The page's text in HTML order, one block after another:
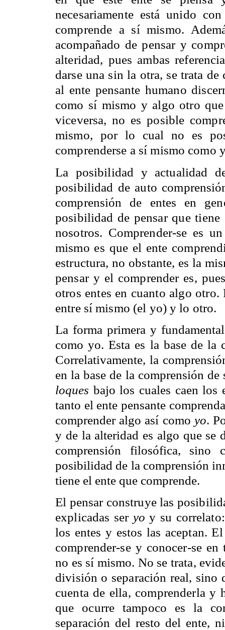
necesariamente está unido
comprende a sí mismo.
acompañado de pensar y
alteridad, pues ambas
darse una sin la otra, se trata
al ente pensante humano
como sí mismo y algo otro
viceversa, no es posible
mismo, por lo cual no es
comprenderse a sí mismo como
La posibilidad y actualidad
posibilidad de auto
comprensión de entes en
posibilidad de pensar que tiene
nosotros. Comprender-se es
mismo es que el ente
estructura, no obstante, es la
pensar y el comprender es,
otros entes en cuanto algo otro.
entre sí mismo (el yo) y lo otro.
La forma primera y
como yo. Esta es la base de
Correlativamente, la
en la base de la comprensión de
loques bajo los cuales caen los
tanto el ente pensante
comprender algo así como yo.
y de la alteridad es algo que se
comprensión filosófica, sino
posibilidad de la comprensión
tiene el ente que comprende.
El pensar construye las
explicadas ser yo y su
los entes y estos las aceptan.
comprender-se y conocer-se
no es sí mismo. No se trata,
división o separación real, sino
cuenta de ella, comprenderla y
que ocurre tampoco es la
separación del resto del ente,